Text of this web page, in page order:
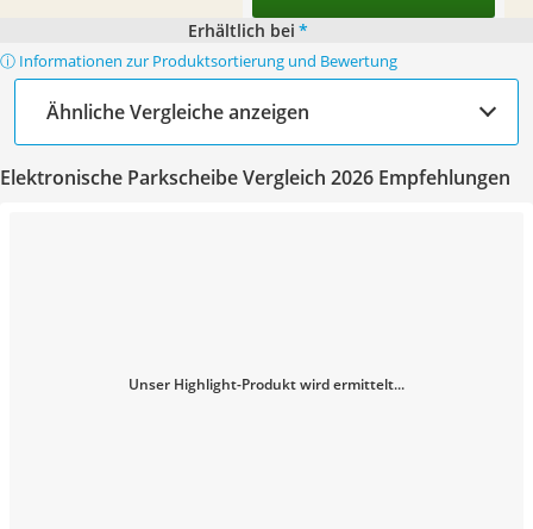
Erhältlich bei *
ⓘ Informationen zur Produktsortierung und Bewertung
Ähnliche Vergleiche anzeigen
Elektronische Parkscheibe Vergleich 2026 Empfehlungen
Unser Highlight-Produkt wird ermittelt...